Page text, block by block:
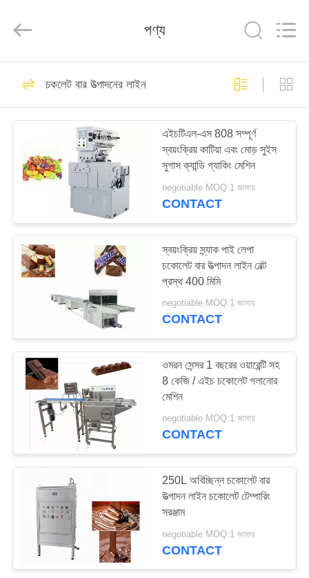
পণ্য
আমাদের
সম্পর্কে
কারখানা
ভ্রমণ
যোগাযোগ
করুন
উদ্ধৃতির
জন্য
আবেদন
Reserved.
ক্যান্ডি উত্পাদন লাইন
চকলেট বার উত্পাদনের লাইন
46
স্ন্যাক খাদ্য উত্পাদনের লাইন
30
খাদ্যশস্য উত্পাদনের লাইন
পণ্য
চকলেট বার উত্পাদনের লাইন
এইচটিএল-এস 808 সম্পূর্ণ
স্বয়ংক্রিয় কাটিয়া এবং মোড় সুইস
সুগাস ক্যান্ডি প্যাকিং মেশিন
negotiable MOQ:1 জামায়
CONTACT
স্বয়ংক্রিয় স্ন্যাক পাই লেপা
চকোলেট বার উত্পাদন লাইন বেল্ট
প্রস্থ 400 মিমি
negotiable MOQ:1 জামায়
CONTACT
ওমরন সেন্সর 1 বছরের ওয়ারেন্টি সহ
8 কেজি / এইচ চকোলেট গলানোর
মেশিন
negotiable MOQ:1 জামায়
CONTACT
250L অবিচ্ছিন্ন চকোলেট বার
উত্পাদন লাইন চকোলেট টেম্পারিং
সরঞ্জাম
negotiable MOQ:1 জামায়
CONTACT